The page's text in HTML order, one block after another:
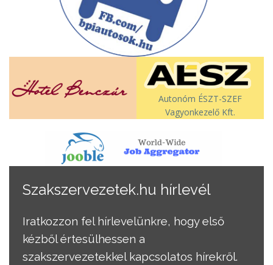
Autonóm ÉSZT-SZEF
Vagyonkezelő Kft.
Szakszervezetek.hu hírlevél
Iratkozzon fel hírlevelünkre, hogy első
kézből értesülhessen a
szakszervezetekkel kapcsolatos hírekről.